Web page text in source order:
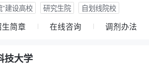
”建设高校
研究生院 自划线院校
简章 在线咨询 调剂办法
技大学